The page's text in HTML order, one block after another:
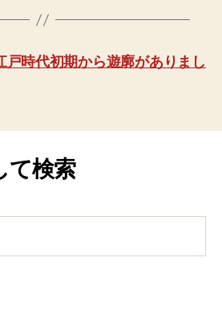
戸時代初期から遊廓がありまし
て検索